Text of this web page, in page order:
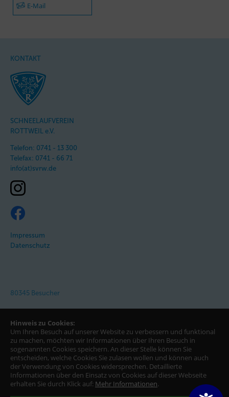
Hinweis zu Cookies:
Um Ihren Besuch auf unserer Website zu verbessern und funktional
zu machen, möchten wir Informationen über Ihren Besuch in
sogenannten Cookies speichern. An dieser Stelle können Sie
entscheiden, welche Cookies Sie zulasen wollen und können auch
der Verwendung von Cookies widersprechen. Detaillierte
Informationen über den Einsatz von Cookies auf dieser Webseite
erhalten Sie durch Klick auf: Mehr Informationen.
E-Mail
KONTAKT
SCHNEELAUFVEREIN
ROTTWEIL e.V.
Telefon: 0741 - 13 300
Telefax: 0741 - 66 71
info(at)svrw.de
Impressum
Datenschutz
80345 Besucher